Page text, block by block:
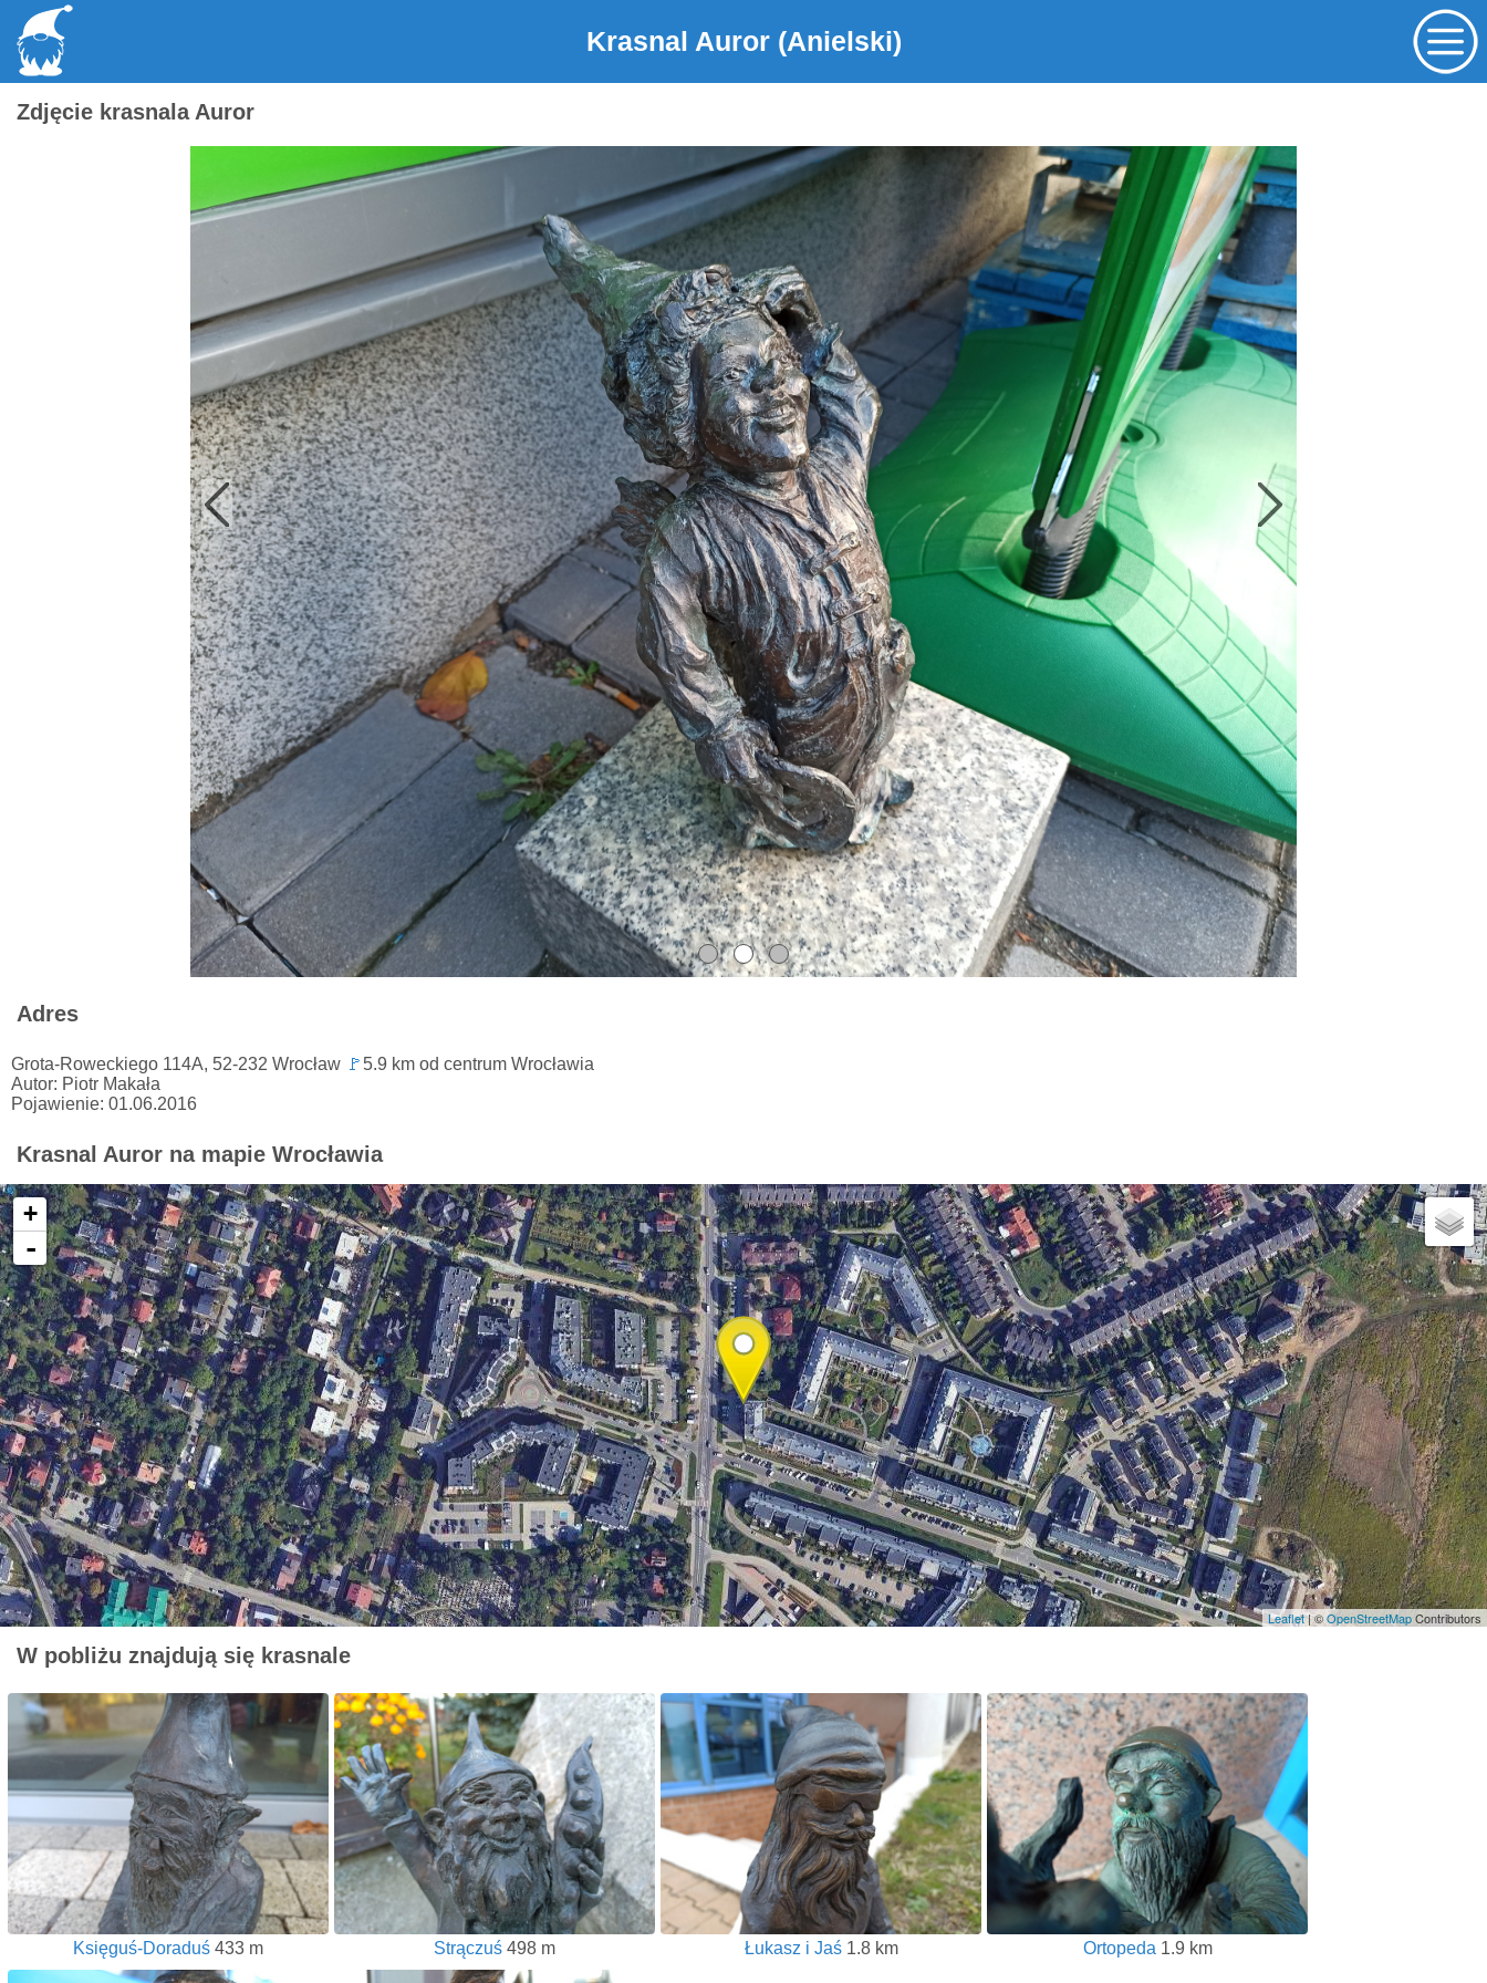
Krasnal Auror (Anielski)
Zdjęcie krasnala Auror
Adres
Grota-Roweckiego 114A, 52-232 Wrocław 🚩 5.9 km od centrum Wrocławia
Autor: Piotr Makała
Pojawienie: 01.06.2016
Krasnal Auror na mapie Wrocławia
+
-
Leaflet| ©OpenStreetMapContributors
W pobliżu znajdują się krasnale
Księguś-Doraduś 433 m Strączuś 498 m Łukasz i Jaś1.8 km Ortopeda 1.9 km